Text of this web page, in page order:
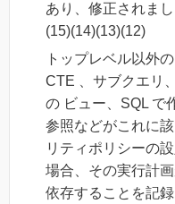
あり、修正されま
(15)(14)(13)(12)
トップレベル以外
CTE 、サブクエリ
の ビュー、SQL で
参照などがこれに
リティポリシーの
場合、その実行計
依存することを記